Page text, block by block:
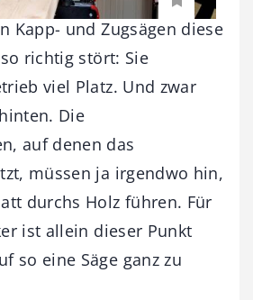
Kapp- und Zugsägen diese
­richtig stört: Sie
viel Platz. Und zwar
Die
auf denen das
müssen ja ­irgendwo hin,
durchs Holz ­führen. Für
ist allein dieser Punkt
so eine Säge ganz zu